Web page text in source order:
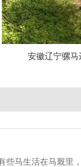
安徽辽宁骡马
马生活在马厩里